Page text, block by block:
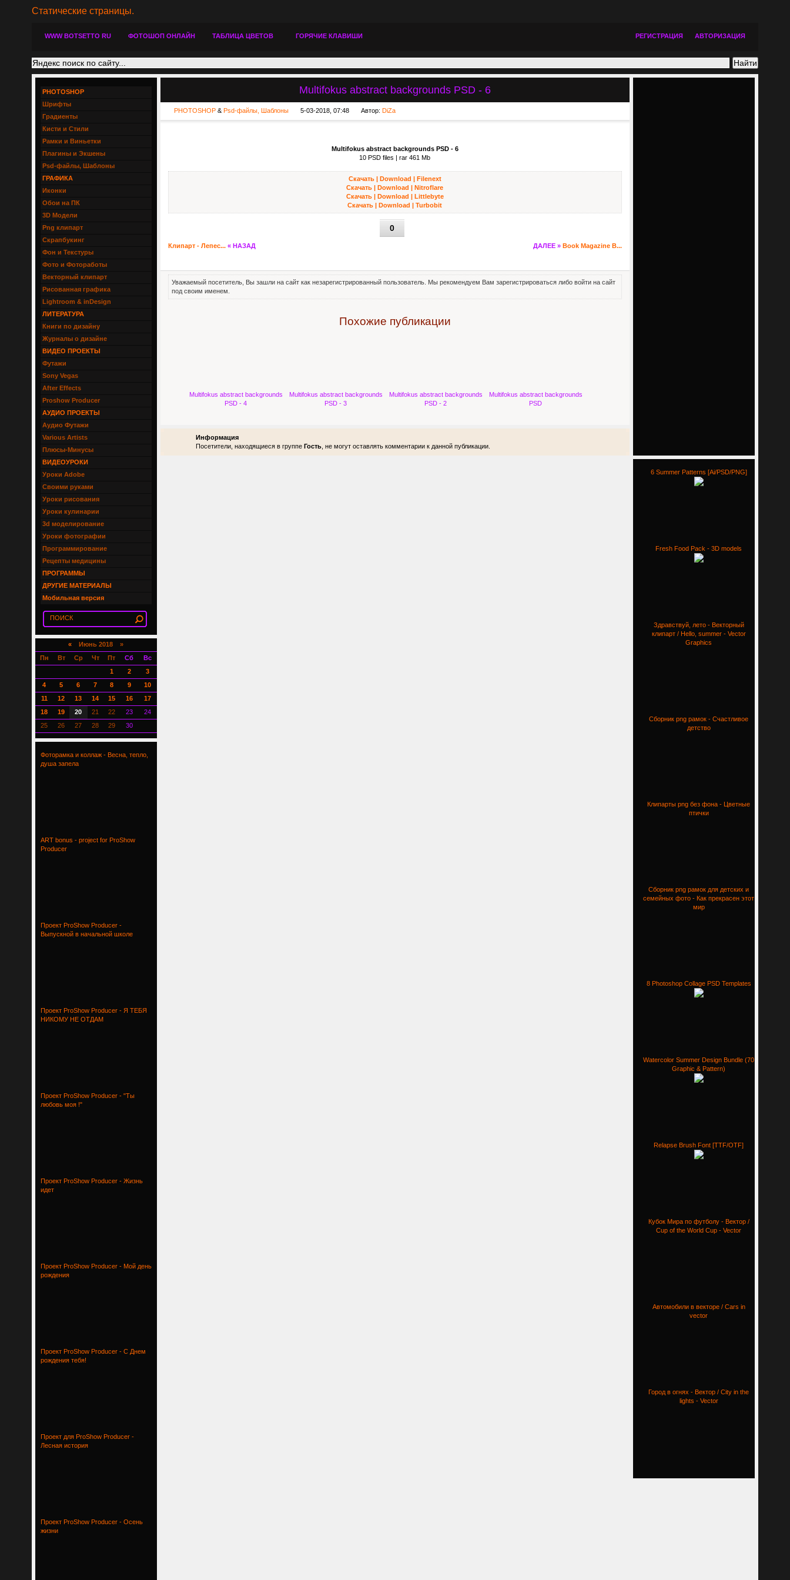
Статические страницы.
WWW BOTSETTO RU ФОТОШОП ОНЛАЙН ТАБЛИЦА ЦВЕТОВ ГОРЯЧИЕ КЛАВИШИ РЕГИСТРАЦИЯ АВТОРИЗАЦИЯ
Multifokus abstract backgrounds PSD - 6
PHOTOSHOP& Psd-файлы, Шаблоны 5-03-2018, 07:48 Автор: DiZa
Multifokus abstract backgrounds PSD - 6
10 PSD files | rar 461 Mb
Скачать | Download | Filenext
Скачать | Download | Nitroflare
Скачать | Download | Littlebyte
Скачать | Download | Turbobit
0
Клипарт - Лепес... « НАЗАД ДАЛЕЕ » Book Magazine B...
Уважаемый посетитель, Вы зашли на сайт как незарегистрированный пользователь. Мы рекомендуем Вам зарегистрироваться либо войти на сайт
под своим именем.
Похожие публикации
Multifokus abstract backgrounds
PSD - 4
Multifokus abstract backgrounds
PSD - 3
Multifokus abstract backgrounds
PSD - 2
Multifokus abstract backgrounds
PSD
Информация
Посетители, находящиеся в группе Гость, не могут оставлять комментарии к данной публикации.
6 Summer Patterns [Ai/PSD/PNG]
Fresh Food Pack - 3D models
Здравствуй, лето - Векторный
клипарт / Hello, summer - Vector
Graphics
Сборник png рамок - Счастливое
детство
Клипарты png без фона - Цветные
птички
Сборник png рамок для детских и
семейных фото - Как прекрасен этот
мир
8 Photoshop Collage PSD Templates
Watercolor Summer Design Bundle (70
Graphic & Pattern)
Relapse Brush Font [TTF/OTF]
Кубок Мира по футболу - Вектор /
Cup of the World Cup - Vector
Автомобили в векторе / Cars in
vector
Город в огнях - Вектор / City in the
lights - Vector
PHOTOSHOP
Шрифты
Градиенты
Кисти и Стили
Рамки и Виньетки
Плагины и Экшены
Psd-файлы, Шаблоны
ГРАФИКА
Иконки
Обои на ПК
3D Модели
Png клипарт
Скрапбукинг
Фон и Текстуры
Фото и Фотоработы
Векторный клипарт
Рисованная графика
Lightroom & inDesign
ЛИТЕРАТУРА
Книги по дизайну
Журналы о дизайне
ВИДЕО ПРОЕКТЫ
Футажи
Sony Vegas
After Effects
Proshow Producer
АУДИО ПРОЕКТЫ
Аудио Футажи
Various Artists
Плюсы-Минусы
ВИДЕОУРОКИ
Уроки Adobe
Своими руками
Уроки рисования
Уроки кулинарии
3d моделирование
Уроки фотографии
Программирование
Рецепты медицины
ПРОГРАММЫ
ДРУГИЕ МАТЕРИАЛЫ
Мобильная версия
« Июнь 2018 »
Пн
Вт Ср Чт Пт Сб
Вс
1
2
3
4
5 6 7 8 9
10
11
12 13 14 15 16
17
18
19 20 21 22 23
24
25
26 27 28 29 30
Фоторамка и коллаж - Весна, тепло,
душа запела
ART bonus - project for ProShow
Producer
Проект ProShow Producer -
Выпускной в начальной школе
Проект ProShow Producer - Я ТЕБЯ
НИКОМУ НЕ ОТДАМ
Проект ProShow Producer - "Ты
любовь моя !"
Проект ProShow Producer - Жизнь
идет
Проект ProShow Producer - Мой день
рождения
Проект ProShow Producer - С Днем
рождения тебя!
Проект для ProShow Producer -
Лесная история
Проект ProShow Producer - Осень
жизни